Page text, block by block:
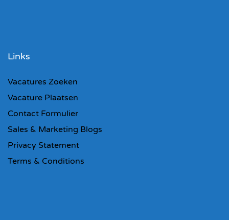
Links
Vacatures Zoeken
Vacature Plaatsen
Contact Formulier
Sales & Marketing Blogs
Privacy Statement
Terms & Conditions